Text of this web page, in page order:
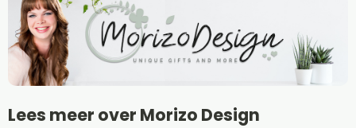
Lees meer over Morizo Design